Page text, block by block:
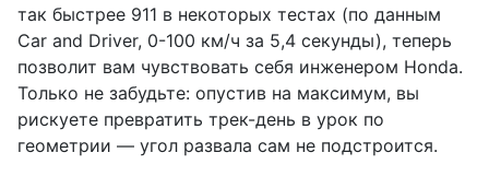
так быстрее 911 в некоторых тестах (по данным
Car and Driver, 0-100 км/ч за 5,4 секунды), теперь
позволит вам чувствовать себя инженером Honda.
Только не забудьте: опустив на максимум, вы
рискуете превратить трек-день в урок по
геометрии — угол развала сам не подстроится.